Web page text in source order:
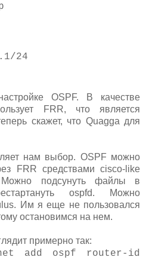
24
OSPF. В качестве
FRR, что является
скажет, что Quagga для
нам выбор. OSPF можно
FRR средствами cisco-like
Можно подсунуть файлы в
ospfd. Можно
Им я еще не пользовался
остановимся на нем.
примерно так:
net add ospf router-id